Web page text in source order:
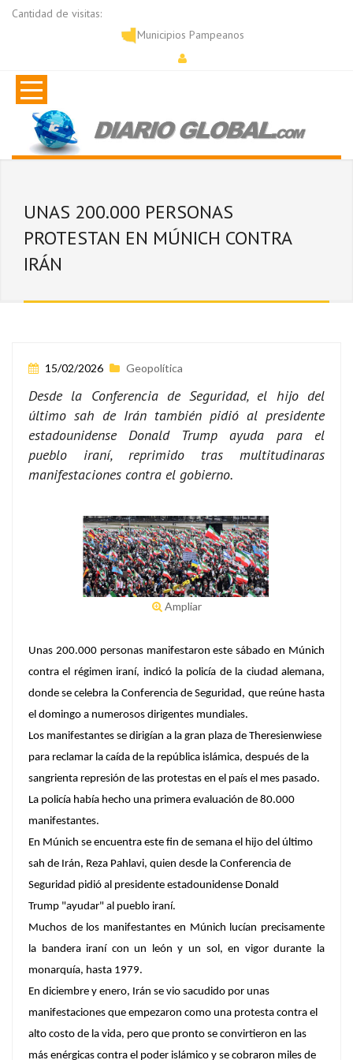
Cantidad de visitas:
Municipios Pampeanos
UNAS 200.000 PERSONAS
PROTESTAN EN MÚNICH CONTRA
IRÁN
15/02/2026 Geopolítica
Desde la Conferencia de Seguridad, el hijo del
último sah de Irán también pidió al presidente
estadounidense Donald Trump ayuda para el
pueblo iraní, reprimido tras multitudinaras
manifestaciones contra el gobierno.
Ampliar
Unas 200.000 personas manifestaron este sábado en Múnich
contra el régimen iraní, indicó la policía de la ciudad alemana,
donde se celebra la Conferencia de Seguridad, que reúne hasta
el domingo a numerosos dirigentes mundiales.
Los manifestantes se dirigían a la gran plaza de Theresienwiese
para reclamar la caída de la república islámica, después de la
sangrienta represión de las protestas en el país el mes pasado.
La policía había hecho una primera evaluación de 80.000
manifestantes.
En Múnich se encuentra este fin de semana el hijo del último
sah de Irán, Reza Pahlavi, quien desde la Conferencia de
Seguridad pidió al presidente estadounidense Donald
Trump "ayudar" al pueblo iraní.
Muchos de los manifestantes en Múnich lucían precisamente
la bandera iraní con un león y un sol, en vigor durante la
monarquía, hasta 1979.
En diciembre y enero, Irán se vio sacudido por unas
manifestaciones que empezaron como una protesta contra el
alto costo de la vida, pero que pronto se convirtieron en las
más enérgicas contra el poder islámico y se cobraron miles de